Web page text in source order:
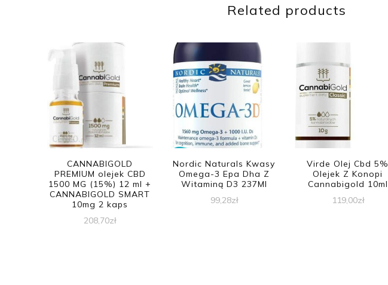
Related products
CANNABIGOLD
PREMIUM olejek CBD
1500 MG (15%) 12 ml +
CANNABIGOLD SMART
10mg 2 kaps
208,70zł
Nordic Naturals Kwasy
Omega-3 Epa Dha Z
Witaminą D3 237Ml
99,28zł
Virde Olej Cbd 5%
Olejek Z Konopi
Cannabigold 10ml
119,00zł